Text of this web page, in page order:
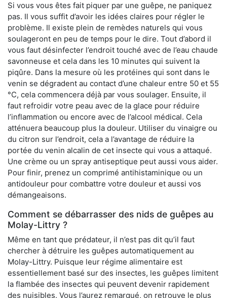
Si vous vous êtes fait piquer par une guêpe, ne paniquez
pas. Il vous suffit d’avoir les idées claires pour régler le
problème. Il existe plein de remèdes naturels qui vous
soulageront en peu de temps pour le dire. Tout d’abord il
vous faut désinfecter l’endroit touché avec de l’eau chaude
savonneuse et cela dans les 10 minutes qui suivent la
piqûre. Dans la mesure où les protéines qui sont dans le
venin se dégradent au contact d’une chaleur entre 50 et 55
°C, cela commencera déjà par vous soulager. Ensuite, il
faut refroidir votre peau avec de la glace pour réduire
l’inflammation ou encore avec de l’alcool médical. Cela
atténuera beaucoup plus la douleur. Utiliser du vinaigre ou
du citron sur l’endroit, cela a l’avantage de réduire la
portée du venin alcalin de cet insecte qui vous a attaqué.
Une crème ou un spray antiseptique peut aussi vous aider.
Pour finir, prenez un comprimé antihistaminique ou un
antidouleur pour combattre votre douleur et aussi vos
démangeaisons.
Comment se débarrasser des nids de guêpes au
Molay-Littry ?
Même en tant que prédateur, il n’est pas dit qu’il faut
chercher à détruire les guêpes automatiquement au
Molay-Littry. Puisque leur régime alimentaire est
essentiellement basé sur des insectes, les guêpes limitent
la flambée des insectes qui peuvent devenir rapidement
des nuisibles. Vous l’aurez remarqué, on retrouve le plus